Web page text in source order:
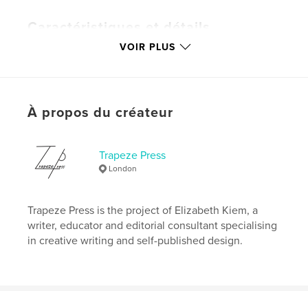
Caractéristiques et détails
Catégorie principale: Livres d'art et de photographie
# de pages:
58
LangueEnglish
Mots-clés
dance
VOIR PLUS
À propos du créateur
Trapeze Press
London
Trapeze Press is the project of Elizabeth Kiem, a
writer, educator and editorial consultant specialising
in creative writing and self-published design.